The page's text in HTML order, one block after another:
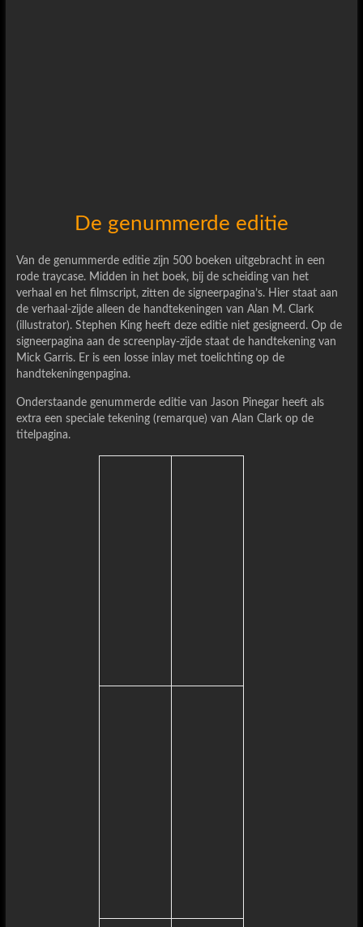
De genummerde editie
Van de genummerde editie zijn 500 boeken uitgebracht in een
rode traycase. Midden in het boek, bij de scheiding van het
verhaal en het filmscript, zitten de signeerpagina’s. Hier staat aan
de verhaal-zijde alleen de handtekeningen van Alan M. Clark
(illustrator). Stephen King heeft deze editie niet gesigneerd. Op de
signeerpagina aan de screenplay-zijde staat de handtekening van
Mick Garris. Er is een losse inlay met toelichting op de
handtekeningenpagina.
Onderstaande genummerde editie van Jason Pinegar heeft als
extra een speciale tekening (remarque) van Alan Clark op de
titelpagina.